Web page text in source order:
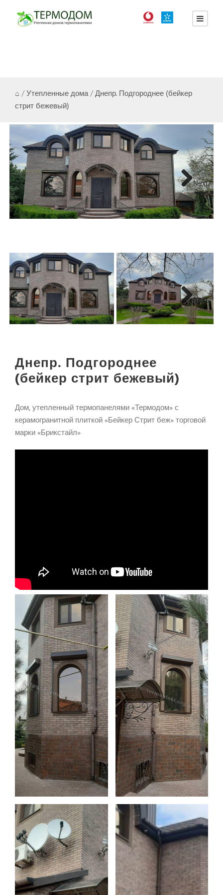
⌂ /Утепленные дома/Днепр. Подгороднее (бейкер
стрит бежевый)
Next
Next
Днепр. Подгороднее
(бейкер стрит бежевый)
Дом, утепленный термопанелями «Термодом» с
керамогранитной плиткой «Бейкер Стрит беж» торговой
марки «Брикстайл»